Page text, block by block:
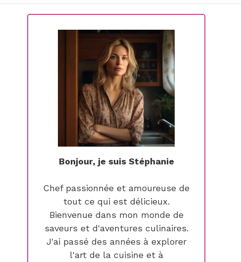
Bonjour, je suis Stéphanie
Chef passionnée et amoureuse de
tout ce qui est délicieux.
Bienvenue dans mon monde de
saveurs et d'aventures culinaires.
J'ai passé des années à explorer
l'art de la cuisine et à